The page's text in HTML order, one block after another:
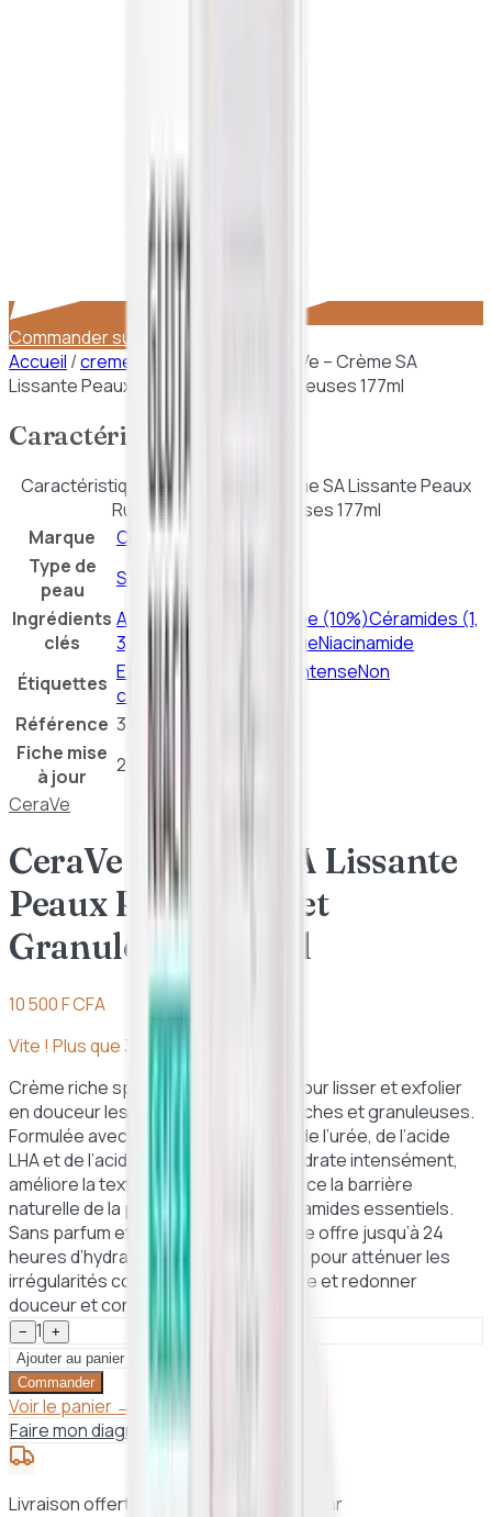
Commander sur WhatsApp
Accueil /cremes hydratantes
CeraVe – Crème SA
Lissante Peaux Rugueuses et Granuleuses 177ml
Caractéristiques
Caractéristiques de
CeraVe – Crème SA Lissante Peaux
Rugueuses et Granuleuses 177ml
Marque
CeraVe
Type de
peau
Sensible
Ingrédients
clés
Acide salicylique Urée (10%)Céramides (1,
3, 6-II)
Acide hyaluroniqueNiacinamide
Étiquettes Exfoliation Hydratation intenseNon
comédogène
Référence 3337875684095
Fiche mise
à jour
21 juillet 2026
CeraVe
CeraVe – Crème SA Lissante
Peaux Rugueuses et
Granuleuses 177ml
10 500 F CFA
Vite ! Plus que3 article
Crème riche spécialement conçue pour lisser et exfolier
en douceur les peaux rugueuses, sèches et granuleuses.
Formulée avec de l’acide salicylique, de l’urée, de l’acide
LHA et de l’acide hyaluronique, elle hydrate intensément,
améliore la texture cutanée et renforce la barrière
naturelle de la peau grâce à trois céramides essentiels.
Sans parfum et non comédogène, elle offre jusqu’à 24
heures d’hydratation continue. Idéale pour atténuer les
irrégularités comme la kératose pilaire et redonner
douceur et confort à la peau.
− 1
+
Ajouter au panier
Commander
Voir le panier →
Faire mon diagnostic peau
Livraison offerte dès 25 000 F CFA à Dakar